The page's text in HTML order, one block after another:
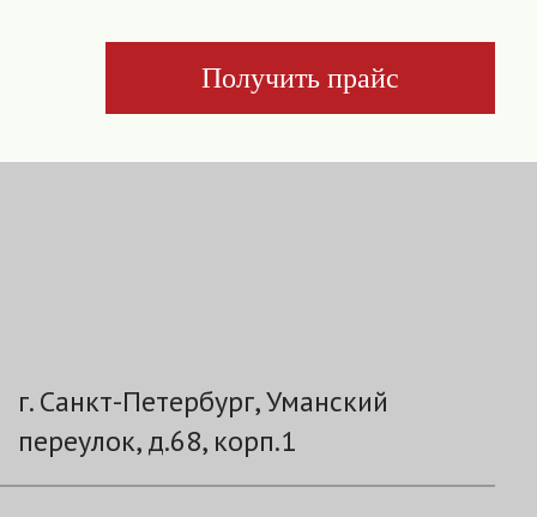
Получить прайс
г. Санкт-Петербург, Уманский
переулок, д.68, корп.1